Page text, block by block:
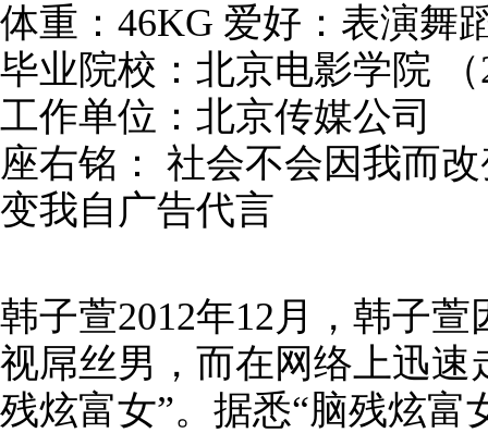
体重：46KG 爱好：表演舞
毕业院校：北京电影学院 （
工作单位：北京传媒公司
座右铭： 社会不会因我而
变我自广告代言
韩子萱2012年12月，韩子
视屌丝男，而在网络上迅速
残炫富女”。据悉“脑残炫富